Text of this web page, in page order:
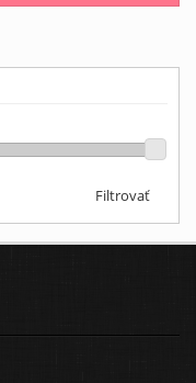
Filtrovať